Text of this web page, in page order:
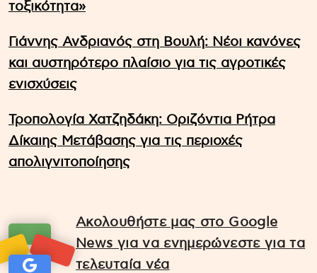
τοξικότητα»
Γιάννης Ανδριανός στη Βουλή: Νέοι κανόνες
και αυστηρότερο πλαίσιο για τις αγροτικές
ενισχύσεις
Τροπολογία Χατζηδάκη: Οριζόντια Ρήτρα
Δίκαιης Μετάβασης για τις περιοχές
απολιγνιτοποίησης
Ακολουθήστε μας στο Google
News για να ενημερώνεστε για τα
τελευταία νέα